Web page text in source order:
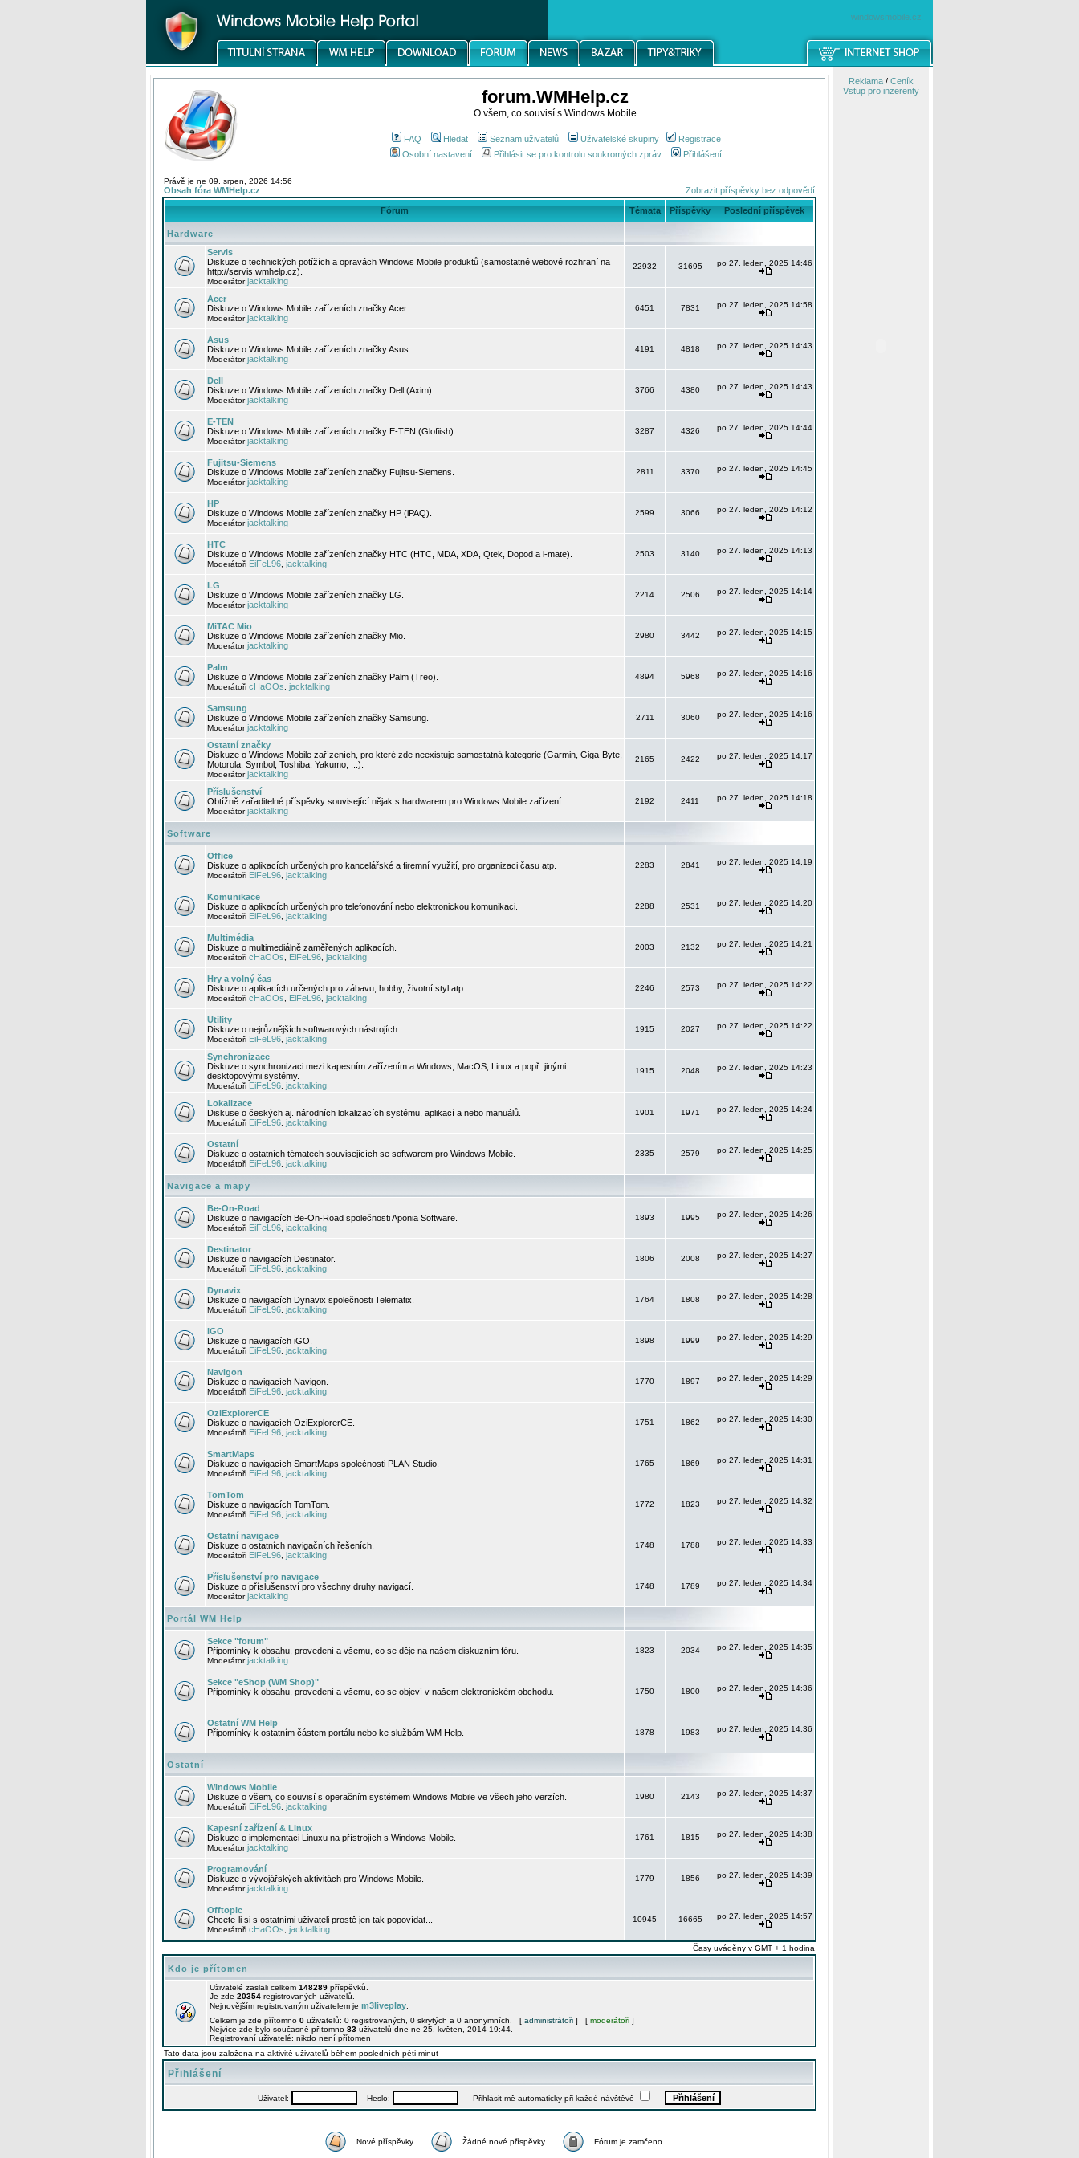
windowsmobile.cz
forum.WMHelp.cz
O všem, co souvisí s Windows Mobile
FAQ Hledat Seznam uživatelů Uživatelské skupiny
Registrace
Osobní nastavení
Přihlásit se pro kontrolu soukromých zpráv Přihlášení
Právě je ne 09. srpen, 2026 14:56
Obsah fóra WMHelp.cz Zobrazit příspěvky bez odpovědí
Fórum Témata Příspěvky Poslední příspěvek
Hardware
Servis
Diskuze o technických potížích a opravách Windows Mobile produktů (samostatné webové rozhraní na
http://servis.wmhelp.cz).
Moderátorjacktalking
22932 31695 po 27. leden, 2025 14:46
Acer
Diskuze o Windows Mobile zařízeních značky Acer.
Moderátorjacktalking
6451 7831 po 27. leden, 2025 14:58
Asus
Diskuze o Windows Mobile zařízeních značky Asus.
Moderátorjacktalking
4191 4818 po 27. leden, 2025 14:43
Dell
Diskuze o Windows Mobile zařízeních značky Dell (Axim).
Moderátorjacktalking
3766 4380 po 27. leden, 2025 14:43
E-TEN
Diskuze o Windows Mobile zařízeních značky E-TEN (Glofiish).
Moderátorjacktalking
3287 4326 po 27. leden, 2025 14:44
Fujitsu-Siemens
Diskuze o Windows Mobile zařízeních značky Fujitsu-Siemens.
Moderátorjacktalking
2811 3370 po 27. leden, 2025 14:45
HP
Diskuze o Windows Mobile zařízeních značky HP (iPAQ).
Moderátorjacktalking
2599 3066 po 27. leden, 2025 14:12
HTC
Diskuze o Windows Mobile zařízeních značky HTC (HTC, MDA, XDA, Qtek, Dopod a i-mate).
Moderátoři EiFeL96 jacktalking
2503 3140 po 27. leden, 2025 14:13
LG
Diskuze o Windows Mobile zařízeních značky LG.
Moderátorjacktalking
2214 2506 po 27. leden, 2025 14:14
MiTAC Mio
Diskuze o Windows Mobile zařízeních značky Mio.
Moderátorjacktalking
2980 3442 po 27. leden, 2025 14:15
Palm
Diskuze o Windows Mobile zařízeních značky Palm (Treo).
Moderátoři cHaOOs jacktalking
4894 5968 po 27. leden, 2025 14:16
Samsung
Diskuze o Windows Mobile zařízeních značky Samsung.
Moderátorjacktalking
2711 3060 po 27. leden, 2025 14:16
Ostatní značky
Diskuze o Windows Mobile zařízeních, pro které zde neexistuje samostatná kategorie (Garmin, Giga-Byte,
Motorola, Symbol, Toshiba, Yakumo, ...).
Moderátorjacktalking
2165 2422 po 27. leden, 2025 14:17
Příslušenství
Obtížně zařaditelné příspěvky související nějak s hardwarem pro Windows Mobile zařízení.
Moderátorjacktalking
2192 2411 po 27. leden, 2025 14:18
Software
Office
Diskuze o aplikacích určených pro kancelářské a firemní využití, pro organizaci času atp.
Moderátoři EiFeL96 jacktalking
2283 2841 po 27. leden, 2025 14:19
Komunikace
Diskuze o aplikacích určených pro telefonování nebo elektronickou komunikaci.
Moderátoři EiFeL96 jacktalking
2288 2531 po 27. leden, 2025 14:20
Multimédia
Diskuze o multimediálně zaměřených aplikacích.
Moderátoři cHaOOs EiFeL96 jacktalking
2003 2132 po 27. leden, 2025 14:21
Hry a volný čas
Diskuze o aplikacích určených pro zábavu, hobby, životní styl atp.
Moderátoři cHaOOs EiFeL96 jacktalking
2246 2573 po 27. leden, 2025 14:22
Utility
Diskuze o nejrůznějších softwarových nástrojích.
Moderátoři EiFeL96 jacktalking
1915 2027 po 27. leden, 2025 14:22
Synchronizace
Diskuze o synchronizaci mezi kapesním zařízením a Windows, MacOS, Linux a popř. jinými
desktopovými systémy.
Moderátoři EiFeL96 jacktalking
1915 2048 po 27. leden, 2025 14:23
Lokalizace
Diskuse o českých aj. národních lokalizacích systému, aplikací a nebo manuálů.
Moderátoři EiFeL96 jacktalking
1901 1971 po 27. leden, 2025 14:24
Ostatní
Diskuze o ostatních tématech souvisejících se softwarem pro Windows Mobile.
Moderátoři EiFeL96 jacktalking
2335 2579 po 27. leden, 2025 14:25
Navigace a mapy
Be-On-Road
Diskuze o navigacích Be-On-Road společnosti Aponia Software.
Moderátoři EiFeL96 jacktalking
1893 1995 po 27. leden, 2025 14:26
Destinator
Diskuze o navigacích Destinator.
Moderátoři EiFeL96 jacktalking
1806 2008 po 27. leden, 2025 14:27
Dynavix
Diskuze o navigacích Dynavix společnosti Telematix.
Moderátoři EiFeL96 jacktalking
1764 1808 po 27. leden, 2025 14:28
iGO
Diskuze o navigacích iGO.
Moderátoři EiFeL96 jacktalking
1898 1999 po 27. leden, 2025 14:29
Navigon
Diskuze o navigacích Navigon.
Moderátoři EiFeL96 jacktalking
1770 1897 po 27. leden, 2025 14:29
OziExplorerCE
Diskuze o navigacích OziExplorerCE.
Moderátoři EiFeL96 jacktalking
1751 1862 po 27. leden, 2025 14:30
SmartMaps
Diskuze o navigacích SmartMaps společnosti PLAN Studio.
Moderátoři EiFeL96 jacktalking
1765 1869 po 27. leden, 2025 14:31
TomTom
Diskuze o navigacích TomTom.
Moderátoři EiFeL96 jacktalking
1772 1823 po 27. leden, 2025 14:32
Ostatní navigace
Diskuze o ostatních navigačních řešeních.
Moderátoři EiFeL96 jacktalking
1748 1788 po 27. leden, 2025 14:33
Příslušenství pro navigace
Diskuze o příslušenství pro všechny druhy navigací.
Moderátorjacktalking
1748 1789 po 27. leden, 2025 14:34
Portál WM Help
Sekce "forum"
Připomínky k obsahu, provedení a všemu, co se děje na našem diskuzním fóru.
Moderátorjacktalking
1823 2034 po 27. leden, 2025 14:35
Sekce "eShop (WM Shop)"
Připomínky k obsahu, provedení a všemu, co se objeví v našem elektronickém obchodu.
1750 1800 po 27. leden, 2025 14:36
Ostatní WM Help
Připomínky k ostatním částem portálu nebo ke službám WM Help.
1878 1983 po 27. leden, 2025 14:36
Ostatní
Windows Mobile
Diskuze o všem, co souvisí s operačním systémem Windows Mobile ve všech jeho verzích.
Moderátoři EiFeL96 jacktalking
1980 2143 po 27. leden, 2025 14:37
Kapesní zařízení & Linux
Diskuze o implementaci Linuxu na přístrojích s Windows Mobile.
Moderátorjacktalking
1761 1815 po 27. leden, 2025 14:38
Programování
Diskuze o vývojářských aktivitách pro Windows Mobile.
Moderátorjacktalking
1779 1856 po 27. leden, 2025 14:39
Offtopic
Chcete-li si s ostatními uživateli prostě jen tak popovídat...
Moderátoři cHaOOs jacktalking
10945 16665 po 27. leden, 2025 14:57
Časy uváděny v GMT + 1 hodina
Kdo je přítomen
Uživatelé zaslali celkem 148289 příspěvků.
Je zde 20354 registrovaných uživatelů.
Nejnovějším registrovaným uživatelem je m3liveplay
Celkem je zde přítomno 0 uživatelů: 0 registrovaných, 0 skrytých a 0 anonymních. [ administrátoři ] [ moderátoři ]
Nejvíce zde bylo současně přítomno 83 uživatelů dne ne 25. květen, 2014 19:44.
Registrovaní uživatelé: nikdo není přítomen
Tato data jsou založena na aktivitě uživatelů během posledních pěti minut
Přihlášení
Uživatel: Heslo: Přihlásit mě automaticky při každé návštěvě
Nové příspěvky Žádné nové příspěvky Fórum je zamčeno
Reklama/ Ceník
Vstup pro inzerenty